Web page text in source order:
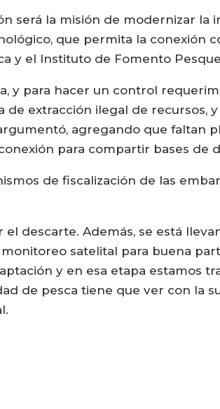
será la misión de modernizar la
que permita la conexión
y el Instituto de Fomento
y para hacer un control
extracción ilegal de recursos,
agregando que faltan
para compartir bases de
de fiscalización de las
descarte. Además, se está
satelital para buena
y en esa etapa estamos
de pesca tiene que ver con la